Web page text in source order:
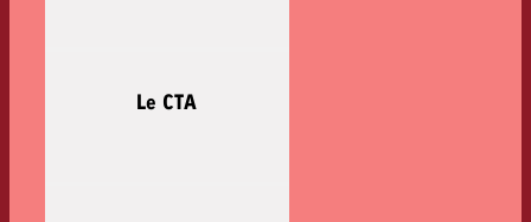
Le CTA